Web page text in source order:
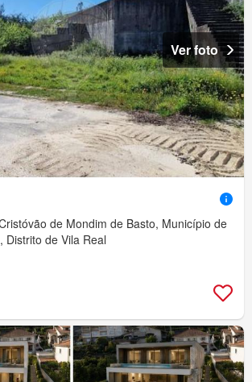
Ver foto
de Mondim de Basto, Município de
Distrito de Vila Real